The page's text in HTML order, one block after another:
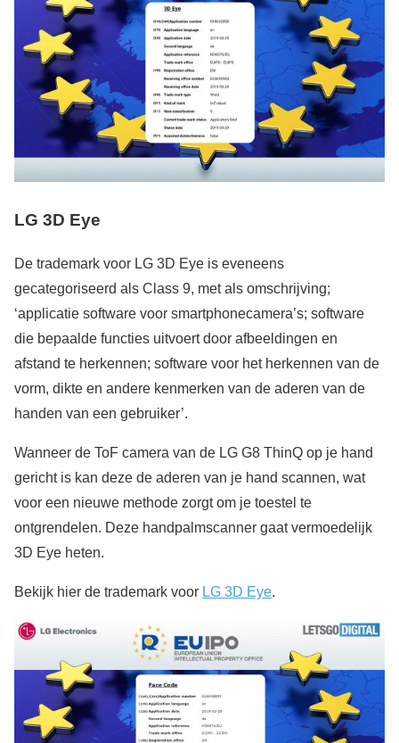
LG 3D Eye
De trademark voor LG 3D Eye is eveneens
gecategoriseerd als Class 9, met als omschrijving;
‘applicatie software voor smartphonecamera’s; software
die bepaalde functies uitvoert door afbeeldingen en
afstand te herkennen; software voor het herkennen van de
vorm, dikte en andere kenmerken van de aderen van de
handen van een gebruiker’.
Wanneer de ToF camera van de LG G8 ThinQ op je hand
gericht is kan deze de aderen van je hand scannen, wat
voor een nieuwe methode zorgt om je toestel te
ontgrendelen. Deze handpalmscanner gaat vermoedelijk
3D Eye heten.
Bekijk hier de trademark voor LG 3D Eye.